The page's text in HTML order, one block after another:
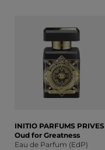
INITIO PARFUMS PRIVES
Oud for Greatness
Eau de Parfum (EdP)